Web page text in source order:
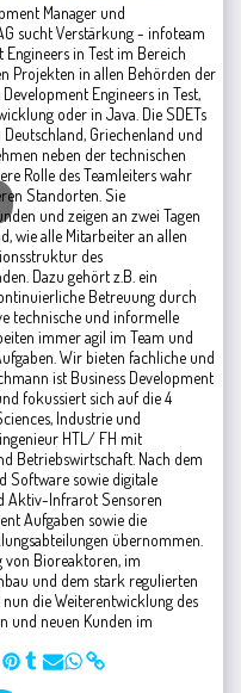
Manager und
sucht Verstärkung - infoteam
in Test im Bereich
Projekten in allen Behörden der
Engineers in Test,
oder in Java. Die SDETs
Griechenland und
neben der technischen
Rolle des Teamleiters wahr
Standorten. Sie
und zeigen an zwei Tagen
wie alle Mitarbeiter an allen
des
Dazu gehört z.B. ein
Betreuung durch
technische und informelle
immer agil im Team und
Wir bieten fachliche und
ist Business Development
fokussiert sich auf die 4
Industrie und
HTL/ FH mit
Betriebswirtschaft. Nach dem
Software sowie digitale
Aktiv-Infrarot Sensoren
Aufgaben sowie die
übernommen.
von Bioreaktoren, im
und dem stark regulierten
die Weiterentwicklung des
und neuen Kunden im